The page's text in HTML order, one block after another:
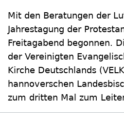
Mit den Beratungen der
Jahrestagung der
Freitagabend begonnen.
der Vereinigten
Kirche Deutschlands
hannoverschen
zum dritten Mal zum